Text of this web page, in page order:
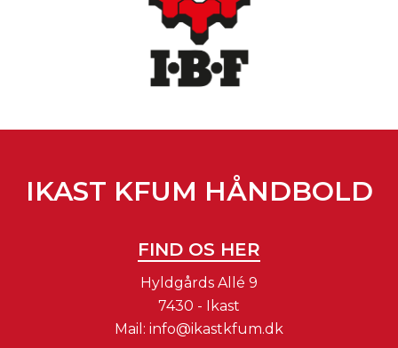
IKAST KFUM HÅNDBOLD
FIND OS HER
Hyldgårds Allé 9
7430 - Ikast
Mail: info@ikastkfum.dk